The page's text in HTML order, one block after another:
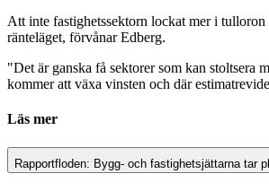
Att inte fastighetssektorn lockat mer i tulloron
ränteläget, förvånar Edberg.
"Det är ganska få sektorer som kan stoltsera
kommer att växa vinsten och där
Läs mer
Rapportfloden: Bygg- och fastighetsjättarna tar